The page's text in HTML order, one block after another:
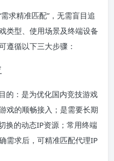
求精准匹配”，无需盲目追
类型、使用场景及终端设备
遵循以下三大步骤：
的：是为优化国内竞技游戏
戏的顺畅接入；是需要长期
换的动态IP资源；常用终端
需求后，可精准匹配代理IP